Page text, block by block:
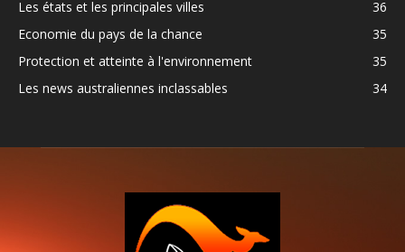
Les états et les principales villes
36
Economie du pays de la chance
35
Protection et atteinte à l'environnement
35
Les news australiennes inclassables
34